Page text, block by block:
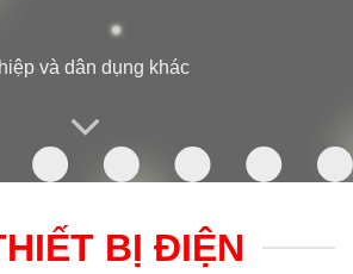
và dân dụng khác
BỊ ĐIỆN